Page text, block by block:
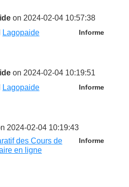
on 2024-02-04 10:57:38
Informe
Lagopaide
on 2024-02-04 10:19:51
Informe
Lagopaide
2024-02-04 10:19:43
Informe
des Cours de
en ligne